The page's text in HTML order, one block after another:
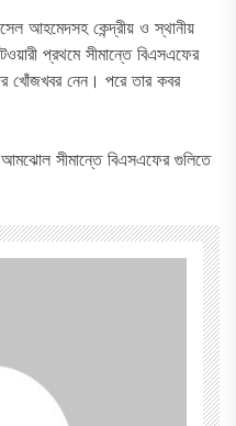
আহমেদসহ কেন্দ্রীয় ও স্থানীয়
প্রথমে সীমান্তে বিএসএফের
খোঁজখবর নেন। পরে তার কবর
সীমান্তে বিএসএফের গুলিতে